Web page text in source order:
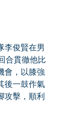
李俊賢在男
合貫徹他比
會，以膝強
後一鼓作氣
攻擊，順利